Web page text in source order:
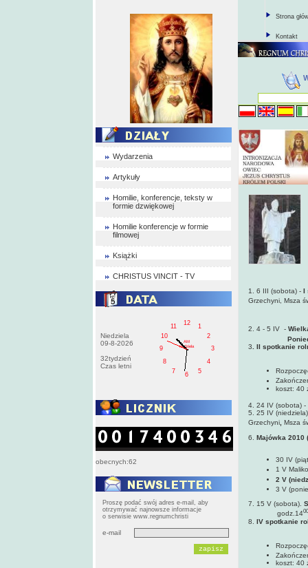
Wydarzenia
Artykuły
Homilie, konferencje, teksty w
formie dzwiękowej
Homilie konferencje w formie
filmowej
Książki
CHRISTUS VINCIT - TV
Niedziela
09-8-2026
32tydzień
Czas letni
1
2
3
4
5
6
7
8
9
10
11
12
AM
niedziela
obecnych:62
Proszę podać swój adres e-mail, aby
otrzymywać najnowsze informacje
o serwisie www.regnumchristi
e-mail
Strona
Kontakt
1. 6 III (sobota) - I
Grzechyni, Msza
2. 4 - 5 IV -
3 . II spotkanie
koszt: 40
4. 24 IV (sobota) -
5. 25 IV
Grzechyni, Msza
6. Majówka 2010
30 IV
1 V
2 V
3 V
7. 15 V (sobota).
godz.1400
8. IV spotkanie
koszt: 40